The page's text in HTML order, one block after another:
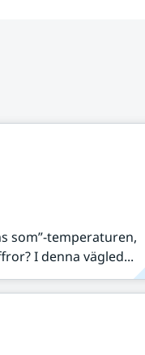
som”-temperaturen,
I denna vägled...